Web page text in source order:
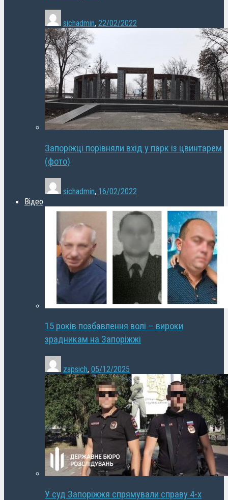
sichadmin, 22/02/2022
Запоріжці порівняли вхід у парк із цвинтарем
(фото)
sichadmin, 16/02/2022
Відео
15 років позбавлення волі – вироки
зрадникам на Запоріжжі
zapsich, 05/12/2025
У суд Запоріжжя спрямували справу 4-х